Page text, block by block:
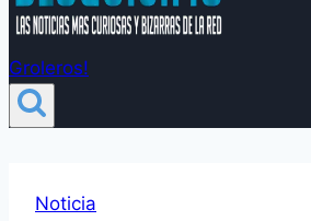
Groleros!
Noticia